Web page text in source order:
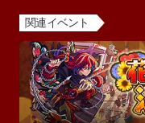
関連イベント